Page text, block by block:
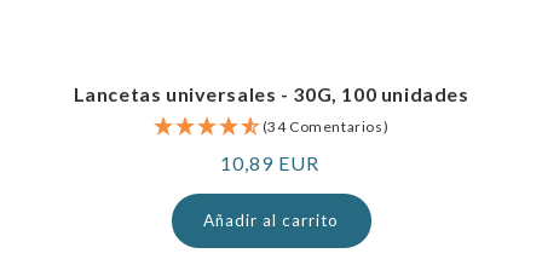
Lancetas universales - 30G, 100 unidades
(34 Comentarios)
Precio
normal
10,89 EUR
Añadir al carrito